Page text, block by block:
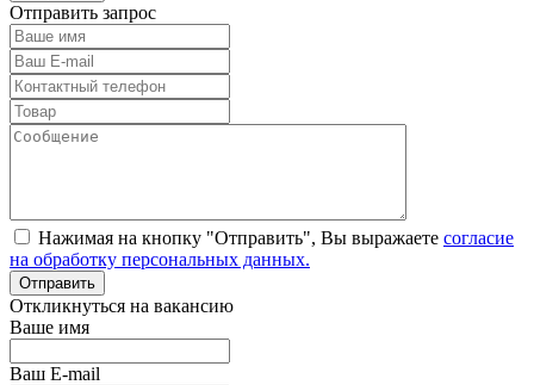
Отправить запрос
Нажимая на кнопку "Отправить", Вы выражаете согласие
на обработку персональных данных.
Откликнуться на вакансию
Ваше имя
Ваш E-mail